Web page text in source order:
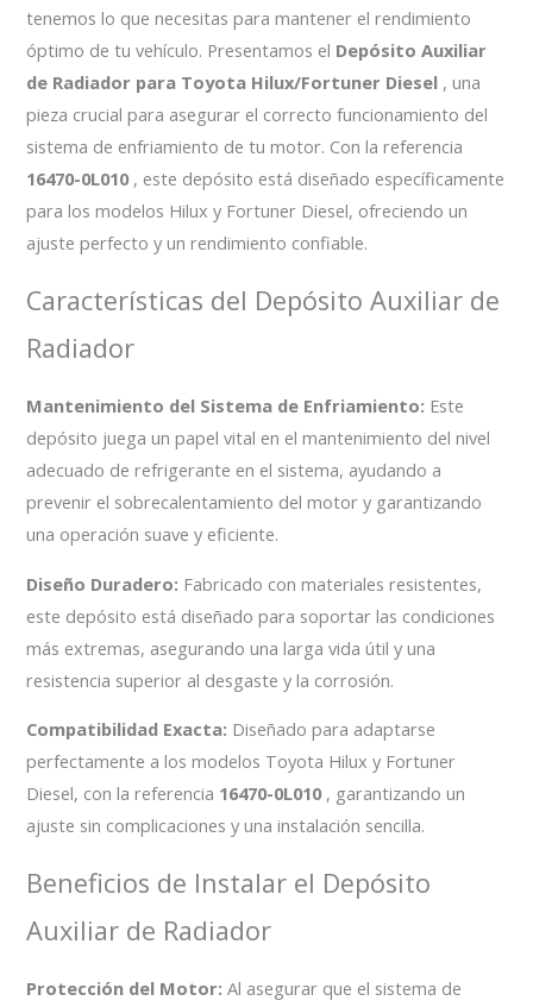
tenemos lo que necesitas para mantener el rendimiento
óptimo de tu vehículo. Presentamos el Depósito Auxiliar
de Radiador para Toyota Hilux/Fortuner Diesel , una
pieza crucial para asegurar el correcto funcionamiento del
sistema de enfriamiento de tu motor. Con la referencia
16470-0L010, este depósito está diseñado específicamente
para los modelos Hilux y Fortuner Diesel, ofreciendo un
ajuste perfecto y un rendimiento confiable.
Características del Depósito Auxiliar de
Radiador
Mantenimiento del Sistema de Enfriamiento: Este
depósito juega un papel vital en el mantenimiento del nivel
adecuado de refrigerante en el sistema, ayudando a
prevenir el sobrecalentamiento del motor y garantizando
una operación suave y eficiente.
Diseño Duradero: Fabricado con materiales resistentes,
este depósito está diseñado para soportar las condiciones
más extremas, asegurando una larga vida útil y una
resistencia superior al desgaste y la corrosión.
Compatibilidad Exacta: Diseñado para adaptarse
perfectamente a los modelos Toyota Hilux y Fortuner
Diesel, con la referencia 16470-0L010, garantizando un
ajuste sin complicaciones y una instalación sencilla.
Beneficios de Instalar el Depósito
Auxiliar de Radiador
Protección del Motor: Al asegurar que el sistema de